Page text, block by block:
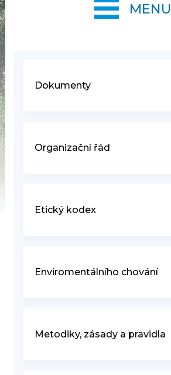
Dokumenty
Organizační řád
Etický kodex
Enviromentálního chování
Metodiky, zásady a pravidla
MENU